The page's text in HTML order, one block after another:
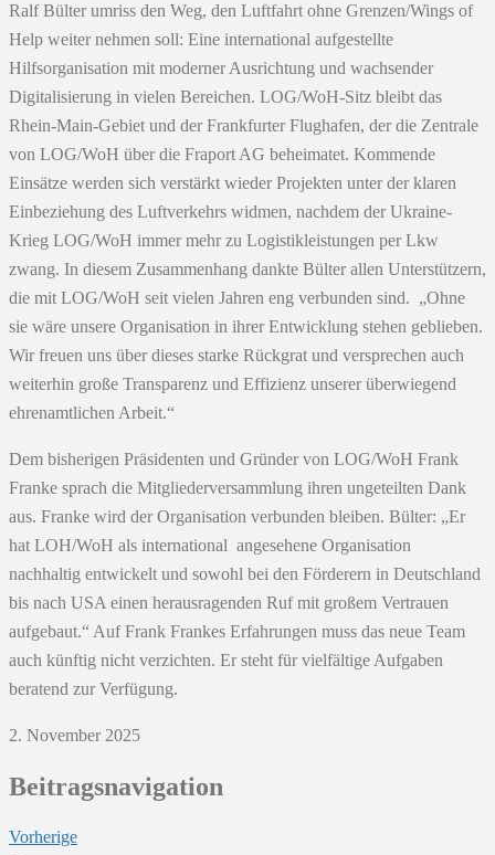
Ralf Bülter umriss den Weg, den Luftfahrt ohne Grenzen/Wings of
Help weiter nehmen soll: Eine international aufgestellte
Hilfsorganisation mit moderner Ausrichtung und wachsender
Digitalisierung in vielen Bereichen. LOG/WoH-Sitz bleibt das
Rhein-Main-Gebiet und der Frankfurter Flughafen, der die Zentrale
von LOG/WoH über die Fraport AG beheimatet. Kommende
Einsätze werden sich verstärkt wieder Projekten unter der klaren
Einbeziehung des Luftverkehrs widmen, nachdem der Ukraine-
Krieg LOG/WoH immer mehr zu Logistikleistungen per Lkw
zwang. In diesem Zusammenhang dankte Bülter allen Unterstützern,
die mit LOG/WoH seit vielen Jahren eng verbunden sind. „Ohne
sie wäre unsere Organisation in ihrer Entwicklung stehen geblieben.
Wir freuen uns über dieses starke Rückgrat und versprechen auch
weiterhin große Transparenz und Effizienz unserer überwiegend
ehrenamtlichen Arbeit.“
Dem bisherigen Präsidenten und Gründer von LOG/WoH Frank
Franke sprach die Mitgliederversammlung ihren ungeteilten Dank
aus. Franke wird der Organisation verbunden bleiben. Bülter: „Er
hat LOH/WoH als international angesehene Organisation
nachhaltig entwickelt und sowohl bei den Förderern in Deutschland
bis nach USA einen herausragenden Ruf mit großem Vertrauen
aufgebaut.“ Auf Frank Frankes Erfahrungen muss das neue Team
auch künftig nicht verzichten. Er steht für vielfältige Aufgaben
beratend zur Verfügung.
2. November 2025
Beitragsnavigation
Vorherige